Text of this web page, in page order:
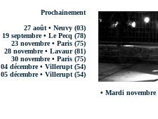
Prochainement
27 août • Neuvy (03)
19 septembre • Le Pecq (78)
23 novembre • Paris (75)
28 novembre • Lavaur (81)
30 novembre • Paris (75)
04 décembre • Villerupt (54)
05 décembre • Villerupt (54)
• Mardi novembre